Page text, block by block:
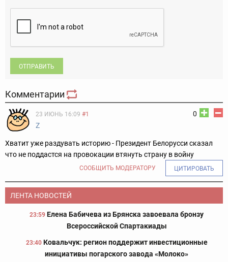
ОТПРАВИТЬ
Комментарии
0
23 ИЮНЬ 16:09 #1
Z
Хватит уже раздувать историю - Президент Белорусси сказал
что не поддастся на провокации втянуть страну в войну
СООБЩИТЬ МОДЕРАТОРУ ЦИТИРОВАТЬ
ЛЕНТА НОВОСТЕЙ
23:59 Елена Бабичева из Брянска завоевала бронзу
Всероссийской Спартакиады
23:40 Ковальчук: регион поддержит инвестиционные
инициативы погарского завода «Молоко»